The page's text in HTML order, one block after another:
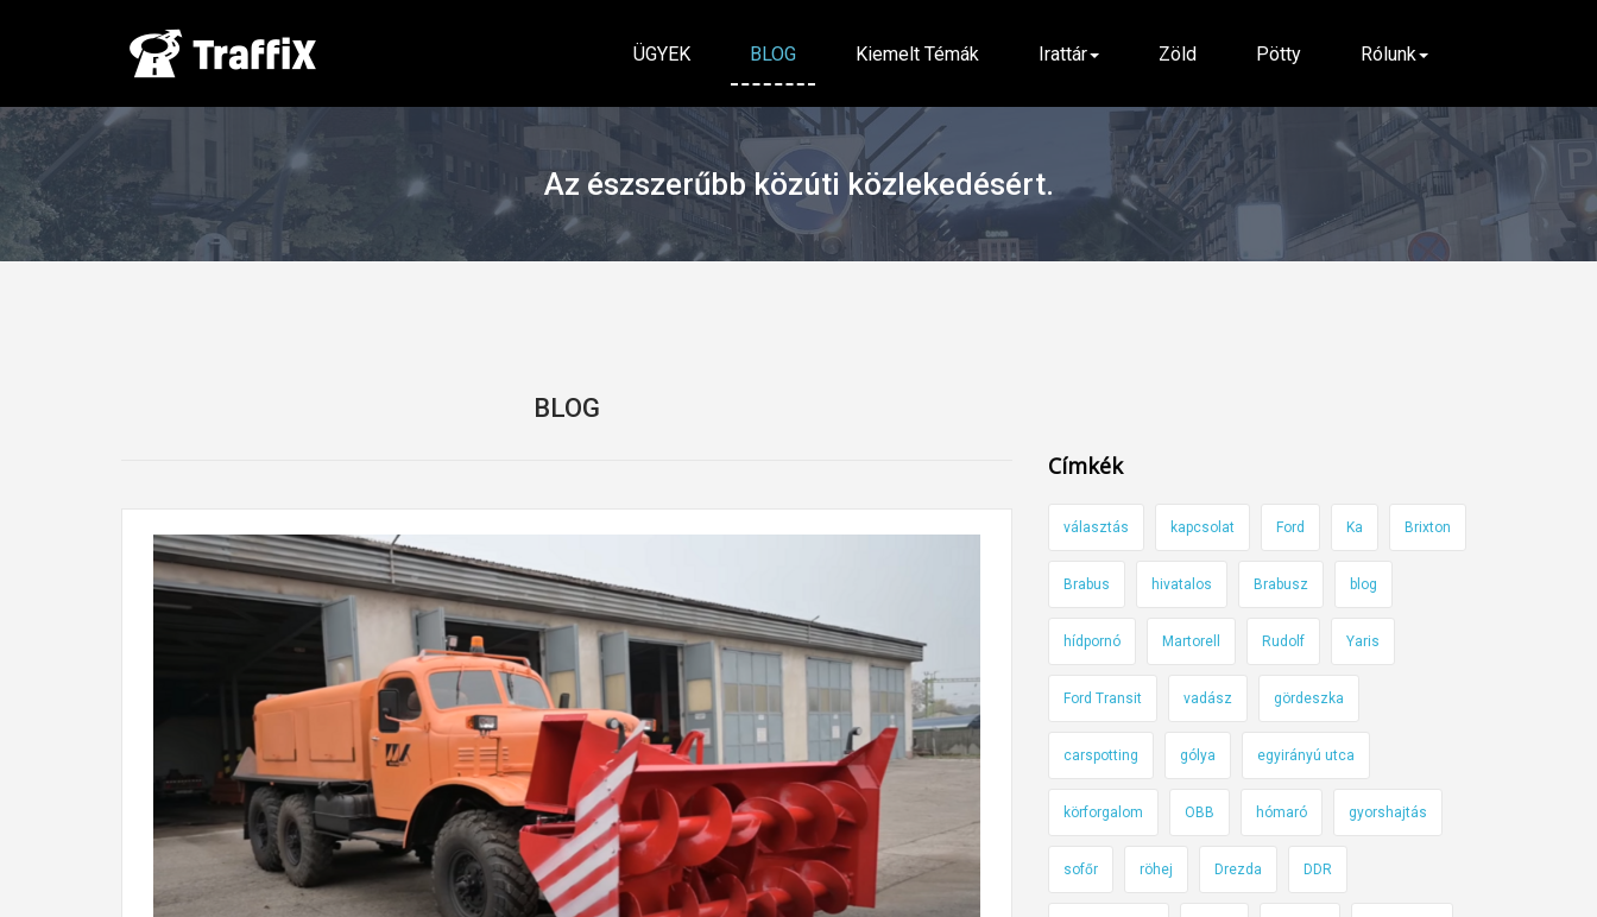
ÜGYEK BLOG Kiemelt Témák Irattár Zöld Pötty Rólunk
Az észszerűbb közúti közlekedésért.
BLOG
Címkék
választás kapcsolat Ford Ka Brixton
Brabus hivatalos Brabusz blog
hídpornó Martorell Rudolf Yaris
Ford Transit vadász gördeszka
carspotting gólya egyirányú utca
körforgalom OBB hómaró gyorshajtás
sofőr röhej Drezda DDR